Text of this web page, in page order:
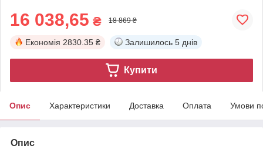
16 038,65 ₴ 18 869 ₴
Економія 2830.35 ₴ Залишилось 5 днів
Купити
Опис Характеристики Доставка Оплата Умови
Опис